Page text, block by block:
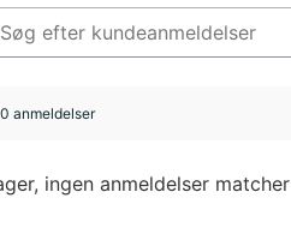
anmeldelser
ingen anmeldelser